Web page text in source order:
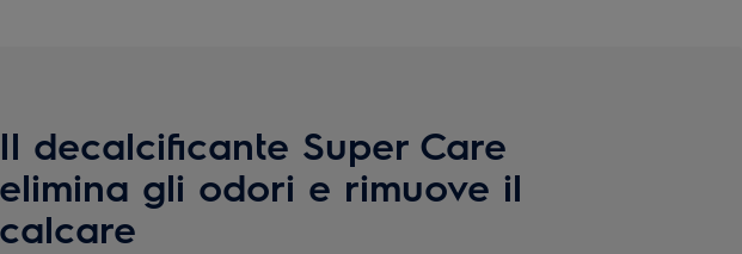
Il decalcificante Super Care
elimina gli odori e rimuove il
calcare